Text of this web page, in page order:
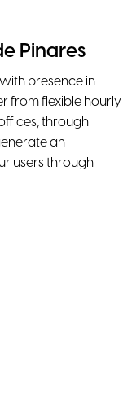
Pinares
presence in
from flexible hourly
through
an
users through